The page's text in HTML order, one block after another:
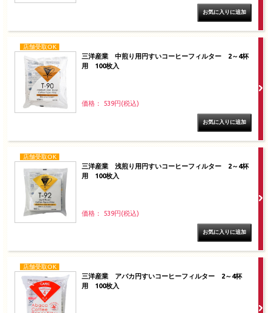
店舗受取OK
三洋産業 中煎り用円すいコーヒーフィルター 2～4杯
用 100枚入
価格： 539円(税込)
店舗受取OK
三洋産業 浅煎り用円すいコーヒーフィルター 2～4杯
用 100枚入
価格： 539円(税込)
店舗受取OK
三洋産業 アバカ円すいコーヒーフィルター 2～4杯
用 100枚入